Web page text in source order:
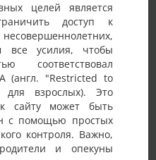
целей является
доступ к
все усилия, чтобы
соответствовал
(англ. "Restricted to
для взрослых). Это
сайту может быть
с помощью простых
контроля. Важно,
и опекуны